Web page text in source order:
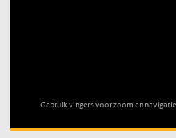
Gebruik vingers voor zoom en